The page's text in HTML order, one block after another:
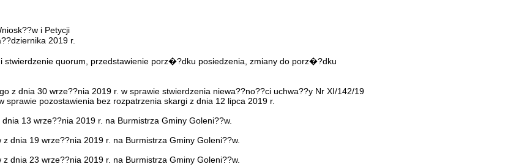
i Petycji
2019 r.
stwierdzenie quorum, przedstawienie porz�?dku posiedzenia, zmiany do porz�?dku
z dnia 30 wrze??nia 2019 r. w sprawie stwierdzenia niewa??no??ci uchwa??y Nr XI/142/19
sprawie pozostawienia bez rozpatrzenia skargi z dnia 12 lipca 2019 r.
13 wrze??nia 2019 r. na Burmistrza Gminy Goleni??w.
dnia 19 wrze??nia 2019 r. na Burmistrza Gminy Goleni??w.
dnia 23 wrze??nia 2019 r. na Burmistrza Gminy Goleni??w.